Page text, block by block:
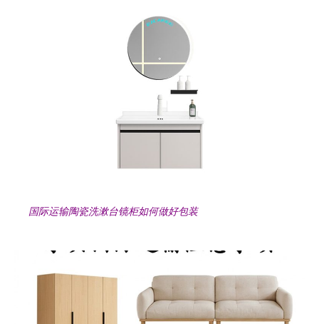
国际运输陶瓷洗漱台镜柜如何做好包装